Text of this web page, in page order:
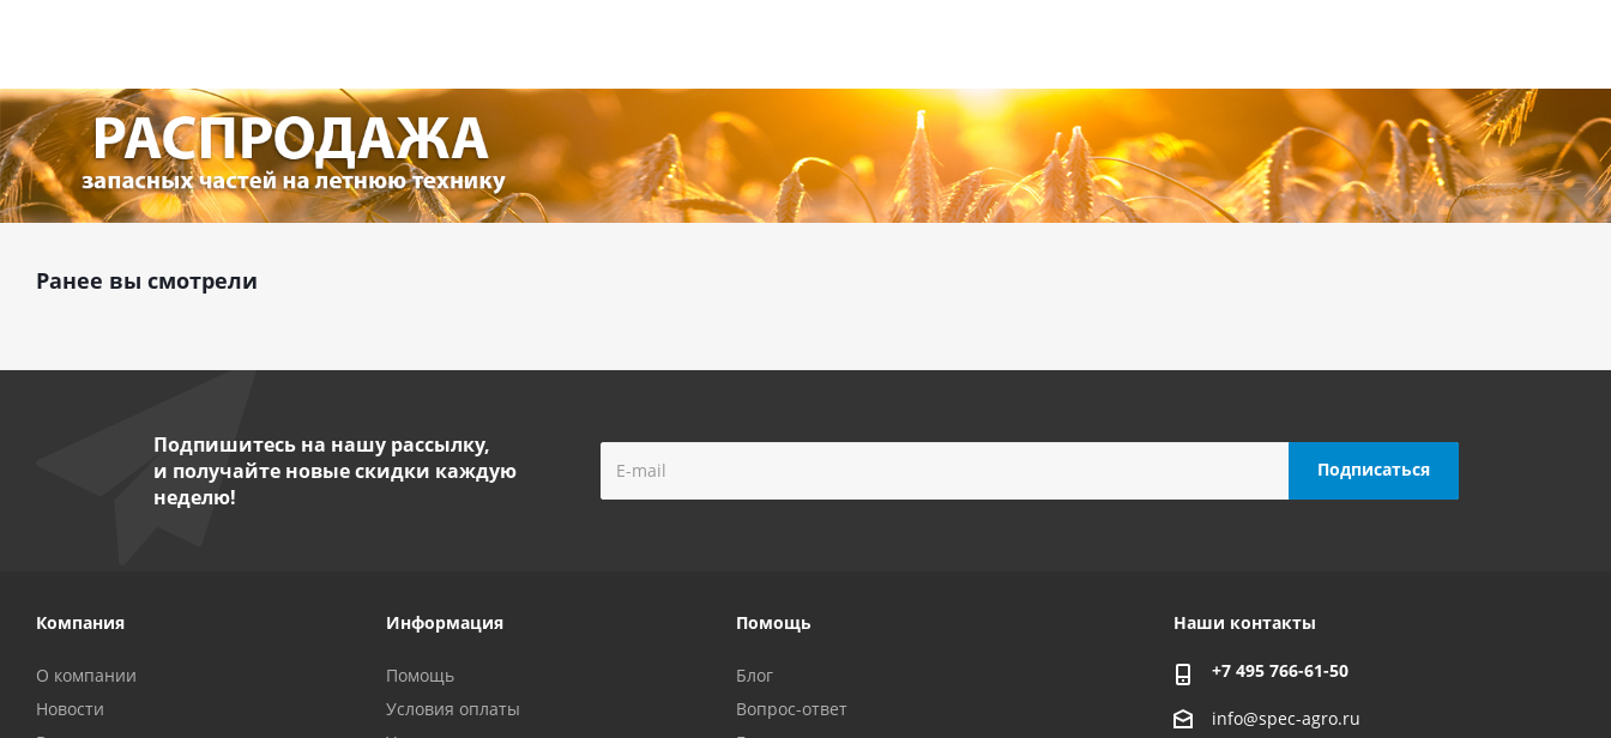
Ранее вы смотрели
Подпишитесь на нашу рассылку,
и получайте новые скидки каждую
неделю!
Компания
О компании
Новости
Информация
Помощь
Условия оплаты
Помощь
Блог
Вопрос-ответ
Наши контакты
+7 495 766-61-50
info@spec-agro.ru